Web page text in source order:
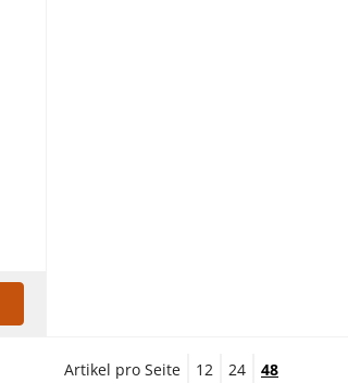
Artikel pro Seite 12 24 48